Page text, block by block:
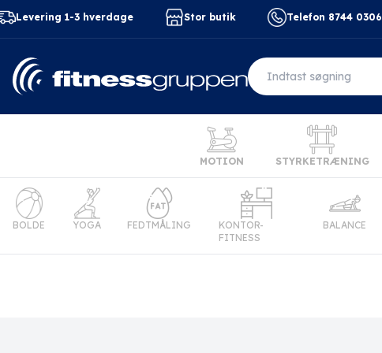
Levering 1-3 hverdage Stor butik Telefon 8744 0306
MOTION STYRKETRÆNING
BOLDE YOGA FEDTMÅLING
KONTOR-
FITNESS
BALANCE